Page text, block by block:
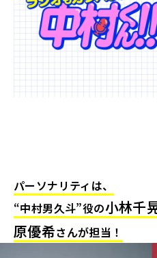
パーソナリティは、
“中村男久斗”役の小林千
原優希さんが担当！